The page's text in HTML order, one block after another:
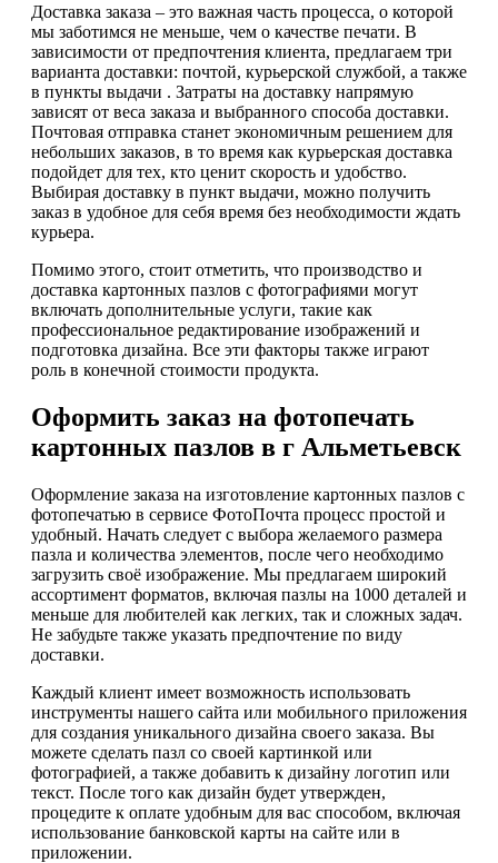
Доставка заказа – это важная часть процесса, о которой
мы заботимся не меньше, чем о качестве печати. В
зависимости от предпочтения клиента, предлагаем три
варианта доставки: почтой, курьерской службой, а также
в пункты выдачи . Затраты на доставку напрямую
зависят от веса заказа и выбранного способа доставки.
Почтовая отправка станет экономичным решением для
небольших заказов, в то время как курьерская доставка
подойдет для тех, кто ценит скорость и удобство.
Выбирая доставку в пункт выдачи, можно получить
заказ в удобное для себя время без необходимости ждать
курьера.
Помимо этого, стоит отметить, что производство и
доставка картонных пазлов с фотографиями могут
включать дополнительные услуги, такие как
профессиональное редактирование изображений и
подготовка дизайна. Все эти факторы также играют
роль в конечной стоимости продукта.
Оформить заказ на фотопечать
картонных пазлов в г Альметьевск
Оформление заказа на изготовление картонных пазлов с
фотопечатью в сервисе ФотоПочта процесс простой и
удобный. Начать следует с выбора желаемого размера
пазла и количества элементов, после чего необходимо
загрузить своё изображение. Мы предлагаем широкий
ассортимент форматов, включая пазлы на 1000 деталей и
меньше для любителей как легких, так и сложных задач.
Не забудьте также указать предпочтение по виду
доставки.
Каждый клиент имеет возможность использовать
инструменты нашего сайта или мобильного приложения
для создания уникального дизайна своего заказа. Вы
можете сделать пазл со своей картинкой или
фотографией, а также добавить к дизайну логотип или
текст. После того как дизайн будет утвержден,
процедите к оплате удобным для вас способом, включая
использование банковской карты на сайте или в
приложении.